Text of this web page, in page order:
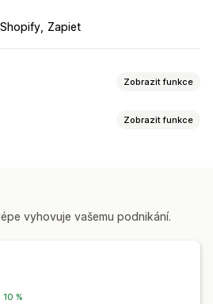
Zapiet
Zobrazit funkce
Zobrazit funkce
vyhovuje vašemu podnikání.
%